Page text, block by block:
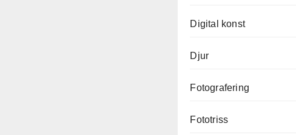
Digital konst
Djur
Fotografering
Fototriss